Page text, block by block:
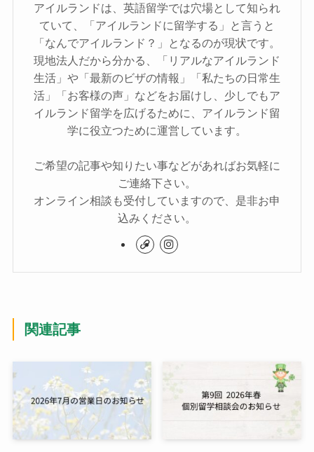
アイルランドは、英語留学では穴場として知られ
ていて、「アイルランドに留学する」と言うと
「なんでアイルランド？」となるのが現状です。
現地法人だから分かる、「リアルなアイルランド
生活」や「最新のビザの情報」「私たちの日常生
活」「お客様の声」などをお届けし、少しでもア
イルランド留学を広げるために、アイルランド留
学に役立つために運営しています。
ご希望の記事や知りたい事などがあればお気軽に
ご連絡下さい。
オンライン相談も受付していますので、是非お申
込みください。
関連記事